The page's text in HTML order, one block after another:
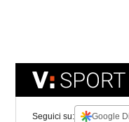
Seguici su: Google